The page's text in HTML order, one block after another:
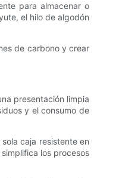
para almacenar o
el hilo de algodón
de carbono y crear
presentación limpia
y el consumo de
caja resistente en
los procesos